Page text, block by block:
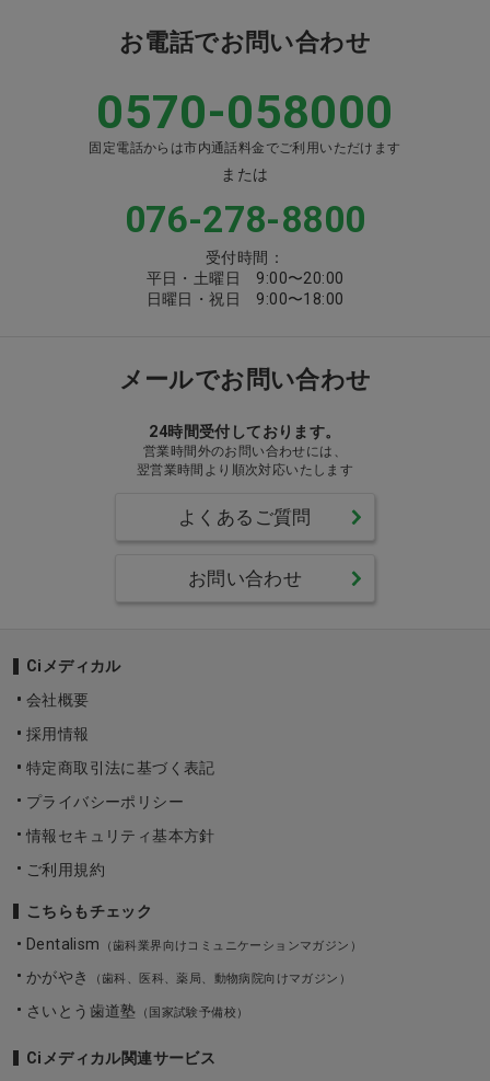
お電話でお問い合わせ
0570-058000
固定電話からは市内通話料金でご利用いただけます
または
076-278-8800
受付時間：
平日・土曜日 9:00〜20:00
日曜日・祝日 9:00〜18:00
メールでお問い合わせ
24時間受付しております。
営業時間外のお問い合わせには、
翌営業時間より順次対応いたします
よくあるご質問
お問い合わせ
Ciメディカル
会社概要
採用情報
特定商取引法に基づく表記
プライバシーポリシー
情報セキュリティ基本方針
ご利用規約
こちらもチェック
Dentalism
（歯科業界向けコミュニケーションマガジン）
かがやき （歯科、医科、薬局、動物病院向けマガジン）
さいとう歯道塾 （国家試験予備校）
Ciメディカル関連サービス